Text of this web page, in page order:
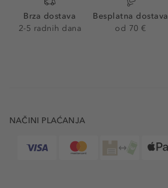
Brza dostava
2-5 radnih dana
Besplatna dostava
od 70 €
NAČINI PLAĆANJA